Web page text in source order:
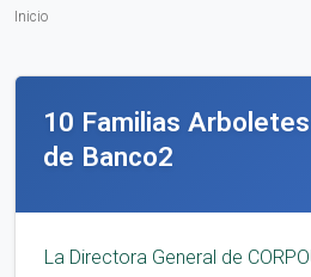
Inicio
10 Familias
de Banco2
La Directora General de